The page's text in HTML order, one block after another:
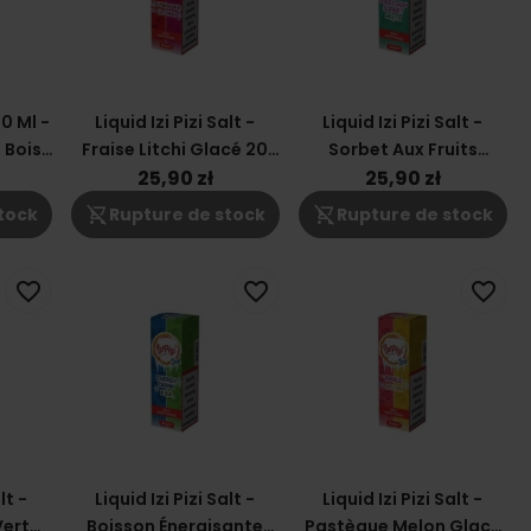
Ml -
Bois
Liquid Izi Pizi Salt -
Fraise Litchi Glacé 20
Mg
25,90 zł
shopping_cart_off Rupture de stock
Liquid Izi Pizi Salt -
Sorbet Aux Fruits
Menthe 20 Mg
25,90 zł
shopping_cart_off Rupture de stock
-
favorite_border
Liquid Izi Pizi Salt -
favorite_border
Liquid Izi Pizi Salt -
favorite_border